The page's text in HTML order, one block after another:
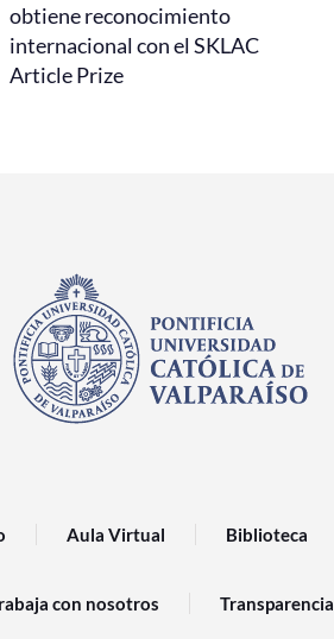
obtiene reconocimiento
internacional con el SKLAC
Article Prize
Aula Virtual Biblioteca
con nosotros Transparencia